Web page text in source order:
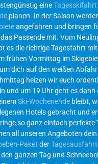
eineTagesskifahrt
planen. In der Saison
angefahren und bringen
Passende mit. Vom
es die richtige Tagesfahrt
frühen Vormittag im
dich auf den weißen
heizen wir euch
und um 19 Uhr geht es
Ski-Wochenende bleibt,
Hotels gebracht und
so ganz einfach perfekte
all unseren Angeboten
Paket der
ganzen Tag und